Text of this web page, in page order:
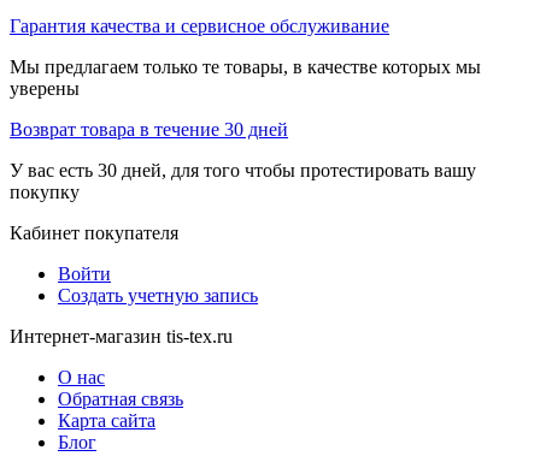
Гарантия качества и сервисное обслуживание
Мы предлагаем только те товары, в качестве которых мы
уверены
Возврат товара в течение 30 дней
У вас есть 30 дней, для того чтобы протестировать вашу
покупку
Кабинет покупателя
Войти
Создать учетную запись
Интернет-магазин tis-tex.ru
О нас
Обратная связь
Карта сайта
Блог